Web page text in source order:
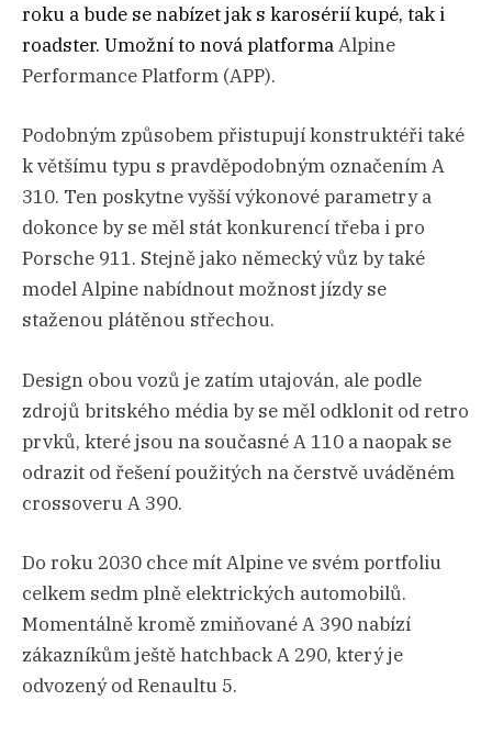
roku a bude se nabízet jak s karosérií kupé, tak i
roadster. Umožní to nová platformaAlpine
Performance Platform (APP).
Podobným způsobem přistupují konstruktéři také
k většímu typu s pravděpodobným označením A
310. Ten poskytne vyšší výkonové parametry a
dokonce by se měl stát konkurencí třeba i pro
Porsche 911. Stejně jako německý vůz by také
model Alpine nabídnout možnost jízdy se
staženou plátěnou střechou.
Design obou vozů je zatím utajován, ale podle
zdrojů britského média by se měl odklonit od retro
prvků, které jsou na současné A 110 a naopak se
odrazit od řešení použitých na čerstvě uváděném
crossoveru A 390.
Do roku 2030 chce mít Alpine ve svém portfoliu
celkem sedm plně elektrických automobilů.
Momentálně kromě zmiňované A 390 nabízí
zákazníkům ještě hatchback A 290, který je
odvozený od Renaultu 5.